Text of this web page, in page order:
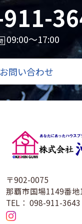
09:00〜17:00
お問い合わせ
〒902-0075
那覇市国場1149番地
TEL： 098-911-3643